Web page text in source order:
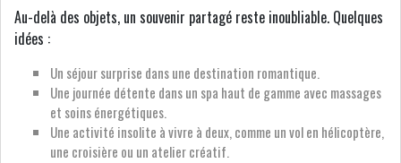
Au-delà des objets, un souvenir partagé reste inoubliable. Quelques
idées :
Un séjour surprise dans une destination romantique.
Une journée détente dans un spa haut de gamme avec massages
et soins énergétiques.
Une activité insolite à vivre à deux, comme un vol en hélicoptère,
une croisière ou un atelier créatif.